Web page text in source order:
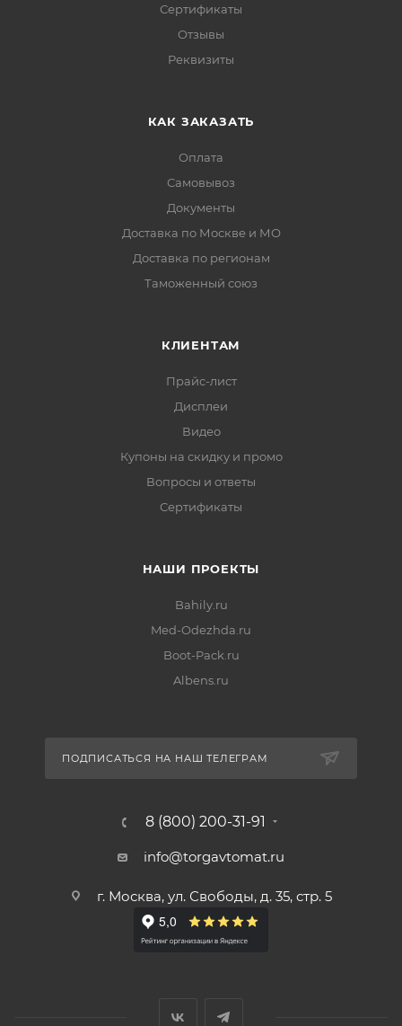
Сертификаты
Отзывы
Реквизиты
КАК ЗАКАЗАТЬ
Оплата
Самовывоз
Документы
Доставка по Москве и МО
Доставка по регионам
Таможенный союз
КЛИЕНТАМ
Прайс-лист
Дисплеи
Видео
Купоны на скидку и промо
Вопросы и ответы
Сертификаты
НАШИ ПРОЕКТЫ
Bahily.ru
Med-Odezhda.ru
Boot-Pack.ru
Albens.ru
ПОДПИСАТЬСЯ НА НАШ ТЕЛЕГРАМ
8 (800) 200-31-91
info@torgavtomat.ru
г. Москва, ул. Свободы, д. 35, стр. 5